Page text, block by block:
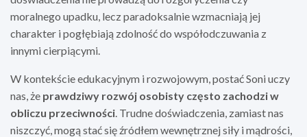
moralnego upadku, lecz paradoksalnie wzmacniają jej
charakter i pogłębiają zdolność do współodczuwania z
innymi cierpiącymi.
W kontekście edukacyjnym i rozwojowym, postać Soni uczy
nas, że prawdziwy rozwój osobisty często zachodzi w
obliczu przeciwności . Trudne doświadczenia, zamiast nas
niszczyć, mogą stać się źródłem wewnętrznej siły i mądrości,